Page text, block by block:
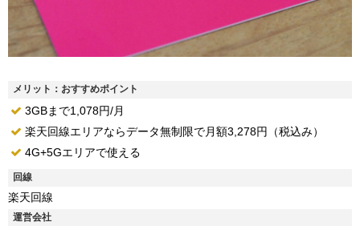
メリット：おすすめポイント
3GBまで1,078円/月
楽天回線エリアならデータ無制限で月額3,278円（税込み）
4G+5Gエリアで使える
回線
楽天回線
運営会社